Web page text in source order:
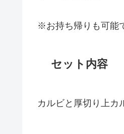
※お持ち帰りも可能
セット内容
カルビと厚切り上カ